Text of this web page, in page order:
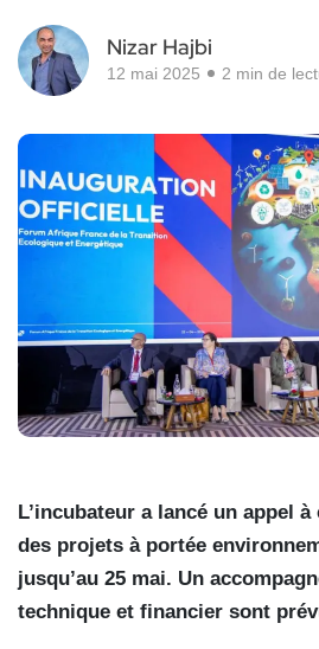
Nizar Hajbi
12 mai 2025 2 min de
L’incubateur a lancé un appel
des projets à portée
jusqu’au 25 mai. Un
technique et financier sont